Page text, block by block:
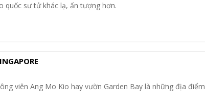
quốc sư tử khác lạ, ấn tượng hơn.
viên Ang Mo Kio hay vườn Garden Bay là những địa điểm